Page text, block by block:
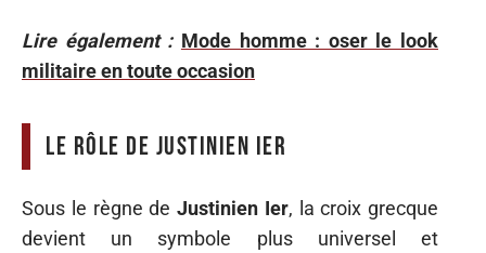
Lire également : Mode homme : oser le look
militaire en toute occasion
Le rôle de Justinien Ier
Sous le règne de Justinien Ier, la croix grecque
devient un symbole plus universel et